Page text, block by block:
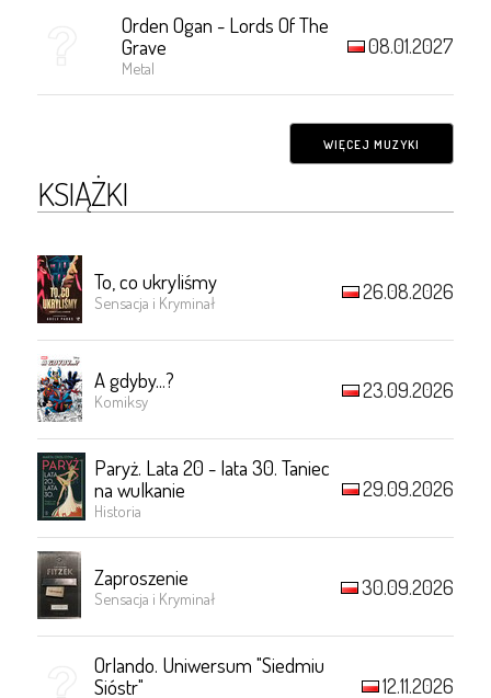
Orden Ogan - Lords Of The
Grave
Metal
08.01.2027
WIĘCEJ MUZYKI
KSIĄŻKI
To, co ukryliśmy
Sensacja i Kryminał 26.08.2026
A gdyby...?
Komiksy 23.09.2026
Paryż. Lata 20 - lata 30. Taniec
na wulkanie
Historia
29.09.2026
Zaproszenie
Sensacja i Kryminał 30.09.2026
Orlando. Uniwersum "Siedmiu
Sióstr"
12.11.2026